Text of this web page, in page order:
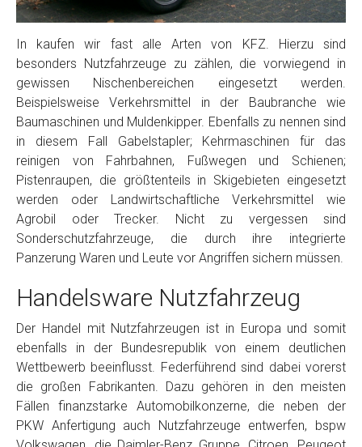
In kaufen wir fast alle Arten von KFZ. Hierzu sind
besonders Nutzfahrzeuge zu zählen, die vorwiegend in
gewissen Nischenbereichen eingesetzt werden.
Beispielsweise Verkehrsmittel in der Baubranche wie
Baumaschinen und Muldenkipper. Ebenfalls zu nennen sind
in diesem Fall Gabelstapler; Kehrmaschinen für das
reinigen von Fahrbahnen, Fußwegen und Schienen;
Pistenraupen, die größtenteils in Skigebieten eingesetzt
werden oder Landwirtschaftliche Verkehrsmittel wie
Agrobil oder Trecker. Nicht zu vergessen sind
Sonderschutzfahrzeuge, die durch ihre integrierte
Panzerung Waren und Leute vor Angriffen sichern müssen.
Handelsware Nutzfahrzeug
Der Handel mit Nutzfahrzeugen ist in Europa und somit
ebenfalls in der Bundesrepublik von einem deutlichen
Wettbewerb beeinflusst. Federführend sind dabei vorerst
die großen Fabrikanten. Dazu gehören in den meisten
Fällen finanzstarke Automobilkonzerne, die neben der
PKW Anfertigung auch Nutzfahrzeuge entwerfen, bspw